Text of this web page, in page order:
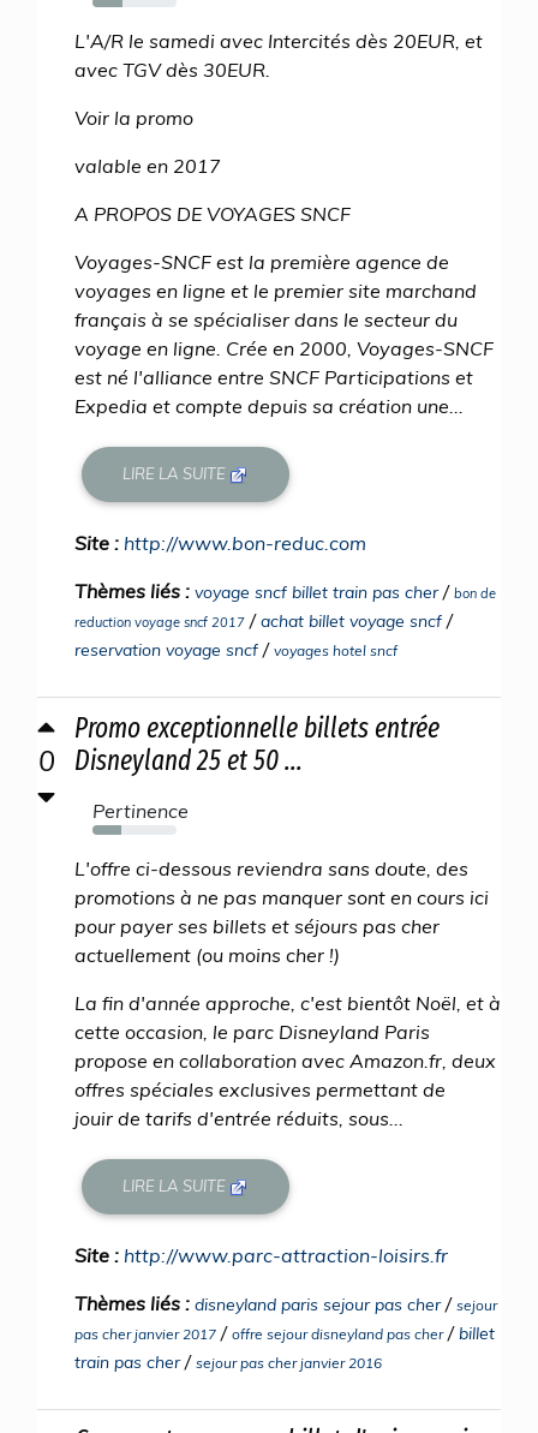
35%
L'A/R le samedi avec Intercités dès 20EUR, et
avec TGV dès 30EUR.
Voir la promo
valable en 2017
A PROPOS DE VOYAGES SNCF
Voyages-SNCF est la première agence de
voyages en ligne et le premier site marchand
français à se spécialiser dans le secteur du
voyage en ligne. Crée en 2000, Voyages-SNCF
est né l'alliance entre SNCF Participations et
Expedia et compte depuis sa création une...
LIRE LA SUITE
Site : http://www.bon-reduc.com
Thèmes liés : voyage sncf billet train pas cher/ bon de
reduction voyage sncf 2017 /achat billet voyage sncf /
reservation voyage sncf / voyages hotel sncf
0
Promo exceptionnelle billets entrée
Disneyland 25 et 50 ...
Pertinence
34%
L'offre ci-dessous reviendra sans doute, des
promotions à ne pas manquer sont en cours ici
pour payer ses billets et séjours pas cher
actuellement (ou moins cher !)
La fin d'année approche, c'est bientôt Noël, et à
cette occasion, le parc Disneyland Paris
propose en collaboration avec Amazon.fr, deux
offres spéciales exclusives permettant de
jouir de tarifs d'entrée réduits, sous...
LIRE LA SUITE
Site : http://www.parc-attraction-loisirs.fr
Thèmes liés : disneyland paris sejour pas cher/ sejour
pas cher janvier 2017 / offre sejour disneyland pas cher/billet
train pas cher/ sejour pas cher janvier 2016